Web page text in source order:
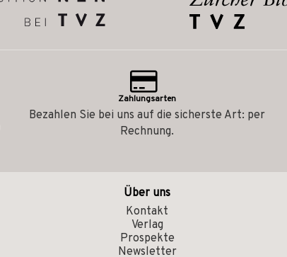
Zahlungsarten
Bezahlen Sie bei uns auf die sicherste Art: per
Rechnung.
Über uns
Kontakt
Verlag
Prospekte
Newsletter